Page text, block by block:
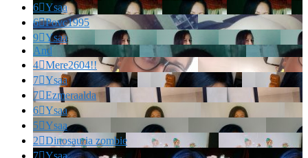
6Ysaa
6Povc1995
9Ysaa
And
4Mere2604!!
7Ysaa
7Ezmeraalda
6Ysaa
5Ysaa
2Dinosauria zombie
7Ysaa